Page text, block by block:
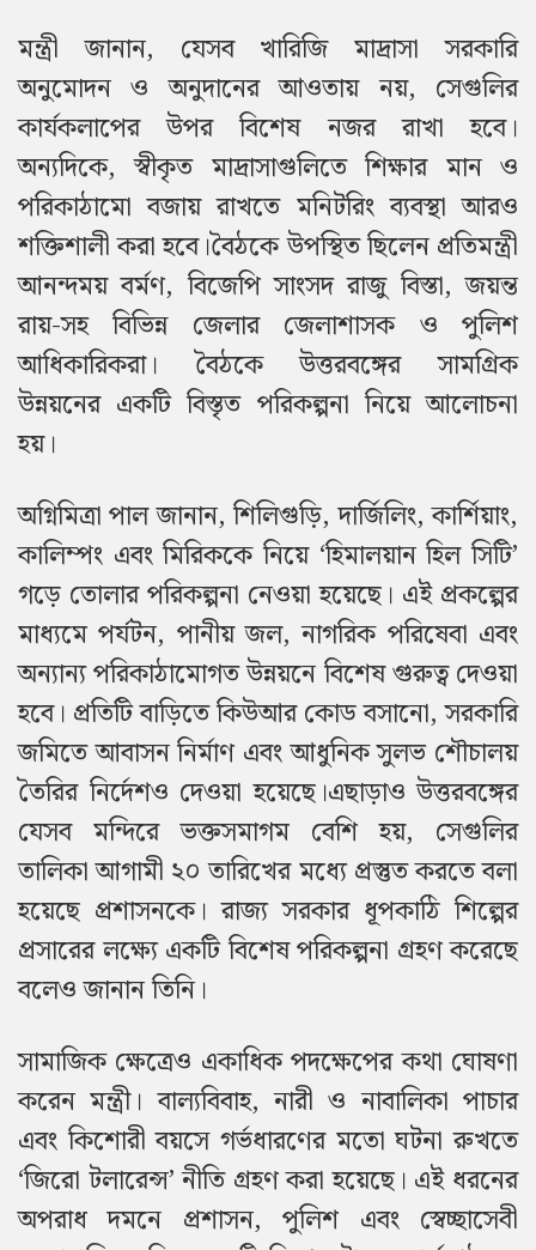
মন্ত্রী জানান, যেসব খারিজি মাদ্রাসা সরকারি
অনুমোদন ও অনুদানের আওতায় নয়, সেগুলির
কার্যকলাপের উপর বিশেষ নজর রাখা হবে।
অন্যদিকে, স্বীকৃত মাদ্রাসাগুলিতে শিক্ষার মান ও
পরিকাঠামো বজায় রাখতে মনিটরিং ব্যবস্থা আরও
শক্তিশালী করা হবে।বৈঠকে উপস্থিত ছিলেন প্রতিমন্ত্রী
আনন্দময় বর্মণ, বিজেপি সাংসদ রাজু বিস্তা, জয়ন্ত
রায়-সহ বিভিন্ন জেলার জেলাশাসক ও পুলিশ
আধিকারিকরা। বৈঠকে উত্তরবঙ্গের সামগ্রিক
উন্নয়নের একটি বিস্তৃত পরিকল্পনা নিয়ে আলোচনা
হয়।
অগ্নিমিত্রা পাল জানান, শিলিগুড়ি, দার্জিলিং, কার্শিয়াং,
কালিম্পং এবং মিরিককে নিয়ে ‘হিমালয়ান হিল সিটি’
গড়ে তোলার পরিকল্পনা নেওয়া হয়েছে। এই প্রকল্পের
মাধ্যমে পর্যটন, পানীয় জল, নাগরিক পরিষেবা এবং
অন্যান্য পরিকাঠামোগত উন্নয়নে বিশেষ গুরুত্ব দেওয়া
হবে। প্রতিটি বাড়িতে কিউআর কোড বসানো, সরকারি
জমিতে আবাসন নির্মাণ এবং আধুনিক সুলভ শৌচালয়
তৈরির নির্দেশও দেওয়া হয়েছে।এছাড়াও উত্তরবঙ্গের
যেসব মন্দিরে ভক্তসমাগম বেশি হয়, সেগুলির
তালিকা আগামী ২০ তারিখের মধ্যে প্রস্তুত করতে বলা
হয়েছে প্রশাসনকে। রাজ্য সরকার ধূপকাঠি শিল্পের
প্রসারের লক্ষ্যে একটি বিশেষ পরিকল্পনা গ্রহণ করেছে
বলেও জানান তিনি।
সামাজিক ক্ষেত্রেও একাধিক পদক্ষেপের কথা ঘোষণা
করেন মন্ত্রী। বাল্যবিবাহ, নারী ও নাবালিকা পাচার
এবং কিশোরী বয়সে গর্ভধারণের মতো ঘটনা রুখতে
‘জিরো টলারেন্স’ নীতি গ্রহণ করা হয়েছে। এই ধরনের
অপরাধ দমনে প্রশাসন, পুলিশ এবং স্বেচ্ছাসেবী